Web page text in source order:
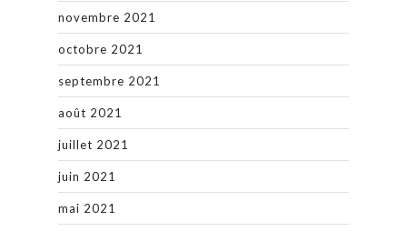
novembre 2021
octobre 2021
septembre 2021
août 2021
juillet 2021
juin 2021
mai 2021